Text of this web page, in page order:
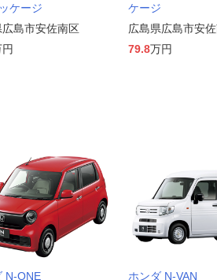
ケージ
広島市安佐南区
ケージ
広島県広島市安
79.8万円
N-ONE ホンダ N-VAN